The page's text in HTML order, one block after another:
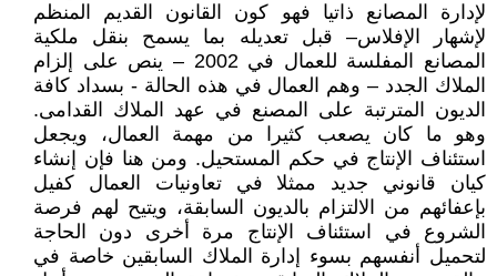
لإدارة المصانع ذاتيا فهو كون القانون القديم المنظم
لإشهار الإفلاس– قبل تعديله بما يسمح بنقل ملكية
المصانع المفلسة للعمال في 2002 – ينص على إلزام
الملاك الجدد – وهم العمال في هذه الحالة - بسداد كافة
الديون المترتبة على المصنع في عهد الملاك القدامى.
وهو ما كان يصعب كثيرا من مهمة العمال، ويجعل
استئناف الإنتاج في حكم المستحيل. ومن هنا فإن إنشاء
كيان قانوني جديد ممثلا في تعاونيات العمال كفيل
بإعفائهم من الالتزام بالديون السابقة، ويتيح لهم فرصة
الشروع في استئناف الإنتاج مرة أخرى دون الحاجة
لتحميل أنفسهم بسوء إدارة الملاك السابقين خاصة في